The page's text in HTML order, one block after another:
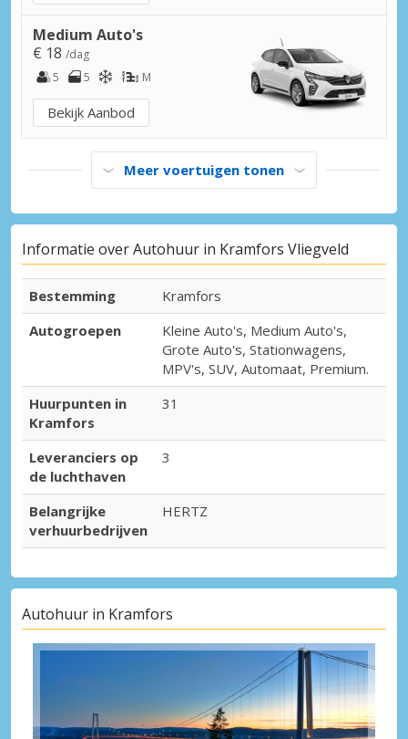
Medium Auto's
€ 18 /dag
5
5 M
Bekijk Aanbod
Meer voertuigen tonen
Informatie over Autohuur in Kramfors Vliegveld
Bestemming
Kramfors
Autogroepen
Kleine Auto's, Medium Auto's,
Grote Auto's, Stationwagens,
MPV's, SUV, Automaat, Premium.
Huurpunten in
Kramfors
31
Leveranciers op
de luchthaven
3
Belangrijke
verhuurbedrijven
HERTZ
Autohuur in Kramfors